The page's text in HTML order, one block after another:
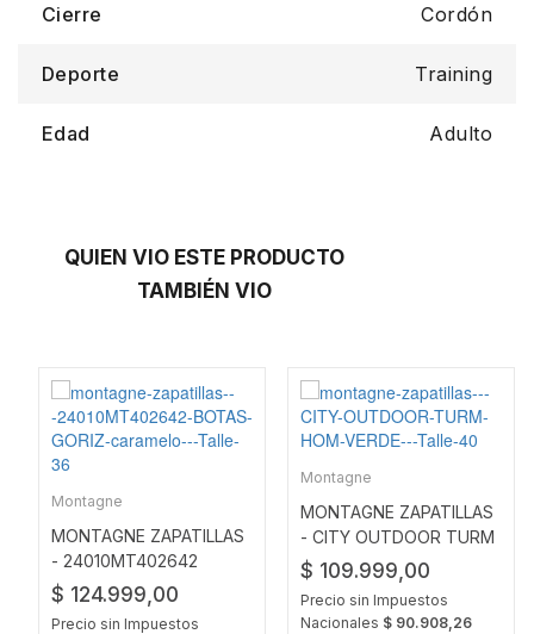
Cierre Cordón
Deporte Training
Edad Adulto
QUIEN VIO ESTE PRODUCTO
TAMBIÉN VIO
Montagne
MONTAGNE ZAPATILLAS
- 24010MT402642
BOTAS GORIZ
CARAMELO
$ 124.999,00
Precio sin Impuestos
Montagne
MONTAGNE ZAPATILLAS
- CITY OUTDOOR TURM
HOM VERDE
$ 109.999,00
Precio sin Impuestos
Nacionales $ 90.908,26